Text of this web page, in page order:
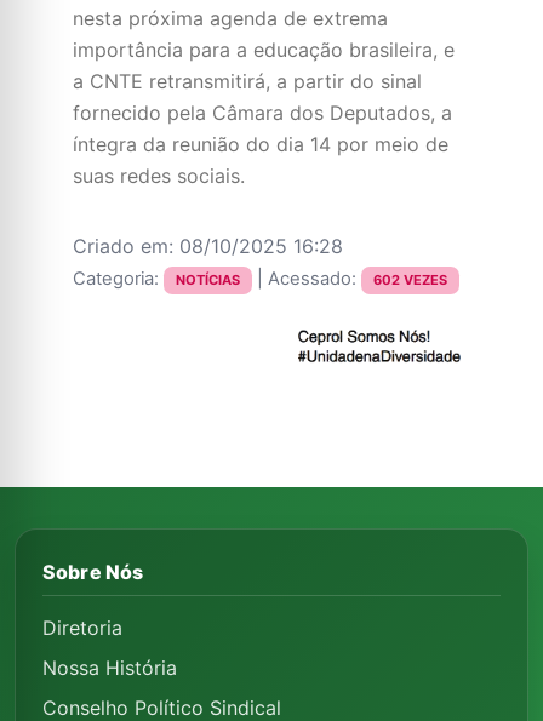
nesta próxima agenda de extrema
importância para a educação brasileira, e
a CNTE retransmitirá, a partir do sinal
fornecido pela Câmara dos Deputados, a
íntegra da reunião do dia 14 por meio de
suas redes sociais.
Criado em: 08/10/2025 16:28
Categoria: NOTÍCIAS | Acessado: 602 VEZES
Sobre Nós
Diretoria
Nossa História
Conselho Político Sindical